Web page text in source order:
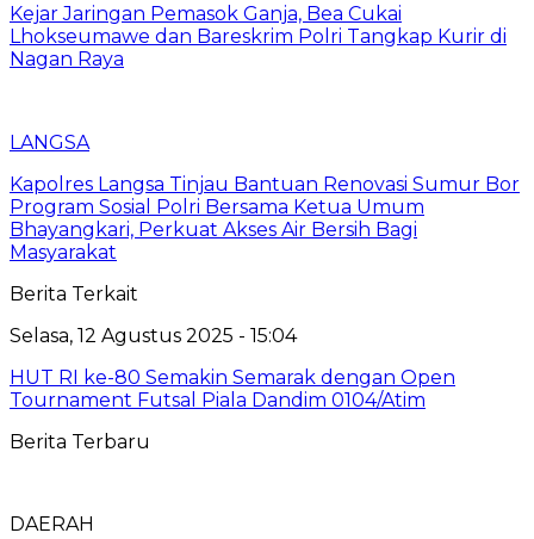
Kejar Jaringan Pemasok Ganja, Bea Cukai
Lhokseumawe dan Bareskrim Polri Tangkap Kurir di
Nagan Raya
LANGSA
Kapolres Langsa Tinjau Bantuan Renovasi Sumur Bor
Program Sosial Polri Bersama Ketua Umum
Bhayangkari, Perkuat Akses Air Bersih Bagi
Masyarakat
Berita Terkait
Selasa, 12 Agustus 2025 - 15:04
HUT RI ke-80 Semakin Semarak dengan Open
Tournament Futsal Piala Dandim 0104/Atim
Berita Terbaru
DAERAH